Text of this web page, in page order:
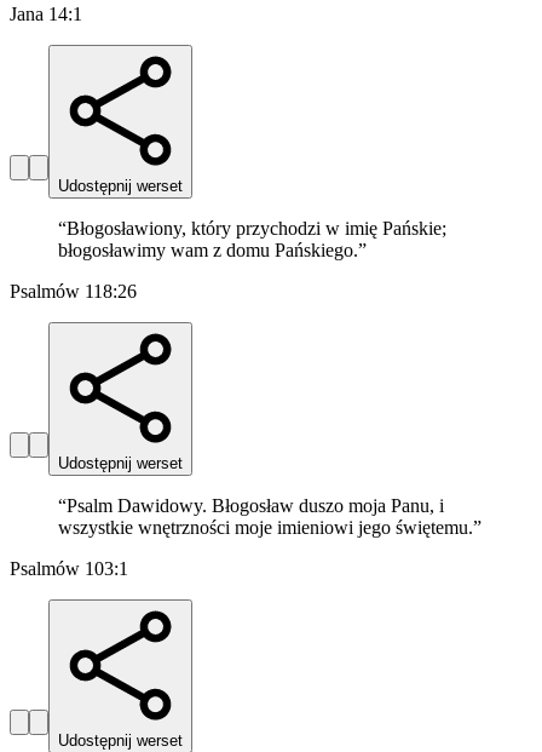
Jana 14:1
Udostępnij werset
“Błogosławiony, który przychodzi w imię Pańskie;
błogosławimy wam z domu Pańskiego.”
Psalmów 118:26
Udostępnij werset
“Psalm Dawidowy. Błogosław duszo moja Panu, i
wszystkie wnętrzności moje imieniowi jego świętemu.”
Psalmów 103:1
Udostępnij werset